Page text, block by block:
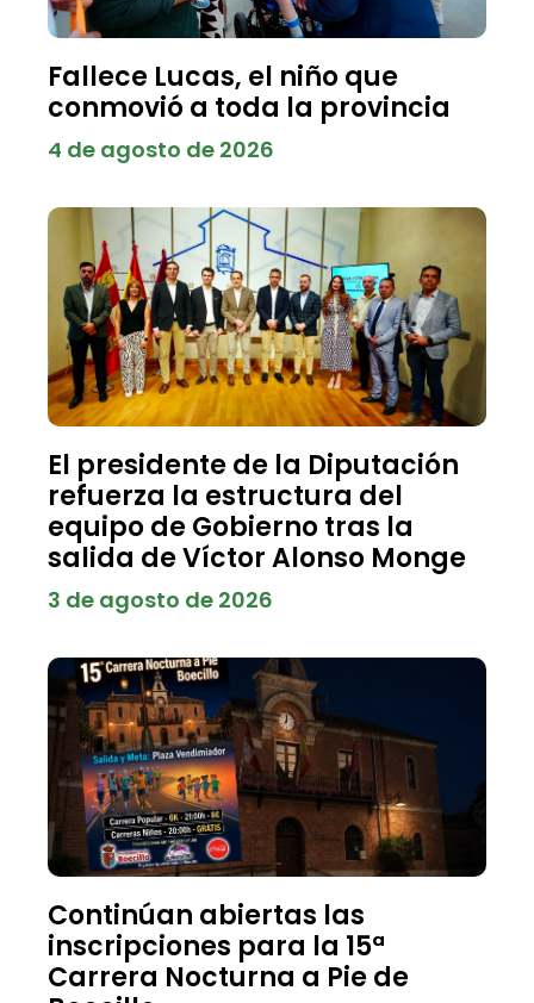
Fallece Lucas, el niño que
conmovió a toda la provincia
4 de agosto de 2026
El presidente de la Diputación
refuerza la estructura del
equipo de Gobierno tras la
salida de Víctor Alonso Monge
3 de agosto de 2026
Continúan abiertas las
inscripciones para la 15ª
Carrera Nocturna a Pie de